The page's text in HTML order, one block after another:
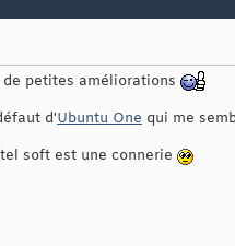
petites améliorations
d'Ubuntu One qui me
soft est une connerie